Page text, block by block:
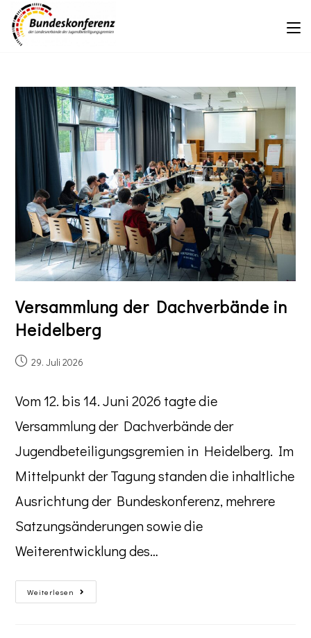
Versammlung der Dachverbände in
Heidelberg
29. Juli 2026
Vom 12. bis 14. Juni 2026 tagte die
Versammlung der Dachverbände der
Jugendbeteiligungsgremien in Heidelberg. Im
Mittelpunkt der Tagung standen die inhaltliche
Ausrichtung der Bundeskonferenz, mehrere
Satzungsänderungen sowie die
Weiterentwicklung des…
Weiterlesen